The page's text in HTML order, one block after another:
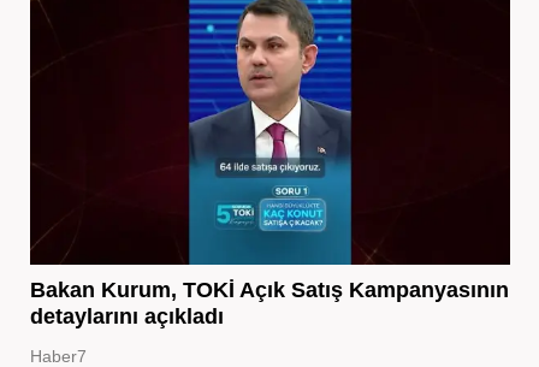
Bakan Kurum, TOKİ Açık Satış Kampanyasının
detaylarını açıkladı
Haber7